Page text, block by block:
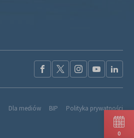
Dla mediów BIP Polityka prywatności
0